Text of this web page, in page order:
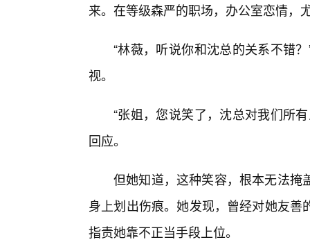
来。在等级森严的职场，办公室恋情，
“林薇，听说你和沈总的关系不错
视。
“张姐，您说笑了，沈总对我们所
回应。
但她知道，这种笑容，根本无法掩
身上划出伤痕。她发现，曾经对她友
指责她靠不正当手段上位。